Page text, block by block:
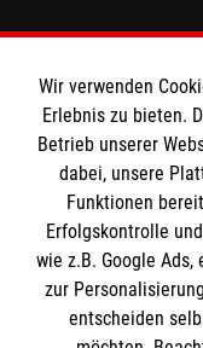
IBAN: DE63 3706
BIC:
facebook
Wir verwenden
Erlebnis zu bieten.
Betrieb unserer
dabei, unsere
Funktionen
Erfolgskontrolle
wie z.B. Google
zur
entscheiden